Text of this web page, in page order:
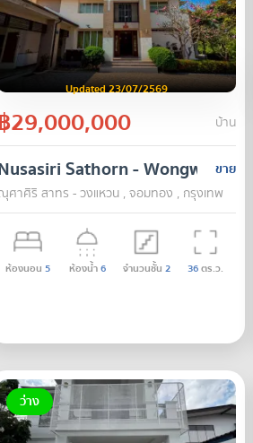
Soi Petchkasem 88
Updated 23/07/2569
29,000,000 บ้าน
ขาย
Sathorn - Wongwaen
ศาศิริ สาทร - วงแหวน , จอมทอง , กรุงเทพ
ห้องนอน 5 ห้องน้ำ6 จำนวนชั้น 2 36ตร.ว.
ว่าง